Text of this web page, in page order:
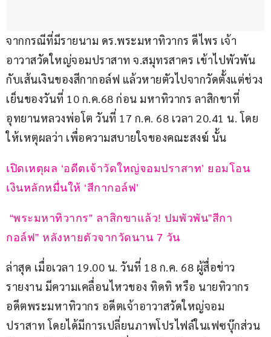
จากกรณีที่มีรายนาม ดร.พระมหาทิวากร ดีไพร เจ้า
อาวาสวัดใหญ่จอมปราสาท จ.สมุทรสาคร เข้าไปพัวพัน
กับเส้นเงินของสีกากอล์ฟ แล้วหายตัวไปจากวัดตั้งแต่ช่วง
เย็นของวันที่ 10 ก.ค.68 ก่อน มหาทิวากร ลาสิกขาที่
อุทยานหลวงพ่อโต วันที่ 17 ก.ค. 68 เวลา 20.41 น. โดย
ให้เหตุผลว่า เพื่อความสบายใจของคณะสงฆ์ นั้น
เปิดเหตุผล ‘อดีตเจ้าวัดใหญ่จอมปราสาท’ ยอมโอน
เงินหลักหมื่นให้ ‘สีกากอล์ฟ’
“พระมหาทิวากร” ลาสิกขาแล้ว! ปมพัวพัน”สีกา
กอล์ฟ” หลังหายตัวจากวัดนาน 7 วัน
ล่าสุด เมื่อเวลา 19.00 น. วันที่ 18 ก.ค. 68 ผู้สื่อข่าว
รายงาน มีความเคลื่อนไหวของ ทิดทิ หรือ นายทิวากร
อดีตพระมหาทิวากร อดีตเจ้าอาวาสวัดใหญ่จอม
ปราสาท โดยได้มีการเปลี่ยนภาพโปรไฟล์ในเฟซบุ๊กส่วน